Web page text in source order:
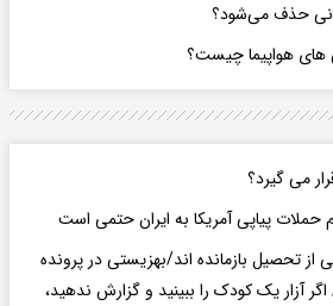
حذف می‌شود؟
های هواپیما چیست؟
می گیرد؟
حملات پیاپی آمریکا به ایران حتمی است
از تحصیل بازمانده اند/بهزیستی در پرونده
آزار یک کودک را ببینید و گزارش ندهید،